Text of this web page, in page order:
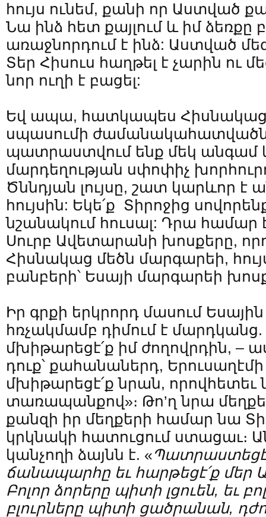
հույս ունեմ, քանի որ Աստված
Նա ինձ հետ քայլում և իմ ձեռքը
առաջնորդում է ինձ: Աստված
Տեր Հիսուս հաղթել է չարին ու
նոր ուղի է բացել:
Եվ ապա, հատկապես Հիսնակաց
սպասումի ժամանակահատվածն
պատրաստվում ենք մեկ անգամ
մարդեղության սփոփիչ
Ծննդյան լույսը, շատ կարևոր է
հույսին: Եկե՛ք Տիրոջից
նշանակում հուսալ: Դրա համար
Սուրբ Ավետարանի խոսքերը,
Հիսնակաց մեծն մարգարեի,
բանբերի՝ Եսայի մարգարեի
Իր գրքի երկրորդ մասում
հռչակմամբ դիմում է
մխիթարեցէ՛ք իմ ժողովրդին, –
դուք՝ քահանաներդ,
մխիթարեցէ՛ք նրան, որովհետեւ
տառապանքով»։ Թո’ղ նրա
քանզի իր մեղքերի համար նա
կրկնակի հատուցում ստացաւ։
կանչողի ձայնն է. «
ճանապարհը եւ հարթեցէ՛ք մեր
Բոլոր ձորերը պիտի լցուեն, եւ
բլուրները պիտի ցածրանան,